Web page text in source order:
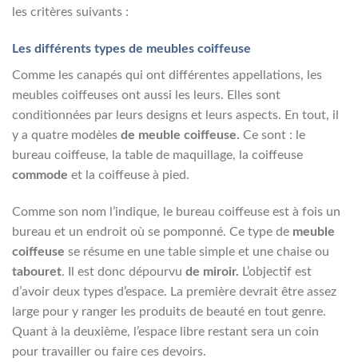
les critères suivants :
Les différents types de meubles coiffeuse
Comme les canapés qui ont différentes appellations, les
meubles coiffeuses ont aussi les leurs. Elles sont
conditionnées par leurs designs et leurs aspects. En tout, il
y a quatre modèles de meuble coiffeuse. Ce sont : le
bureau coiffeuse, la table de maquillage, la coiffeuse
commode et la coiffeuse à pied.
Comme son nom l’indique, le bureau coiffeuse est à fois un
bureau et un endroit où se pomponné. Ce type de meuble
coiffeuse se résume en une table simple et une chaise ou
tabouret. Il est donc dépourvu de miroir. L’objectif est
d’avoir deux types d’espace. La première devrait être assez
large pour y ranger les produits de beauté en tout genre.
Quant à la deuxième, l’espace libre restant sera un coin
pour travailler ou faire ces devoirs.